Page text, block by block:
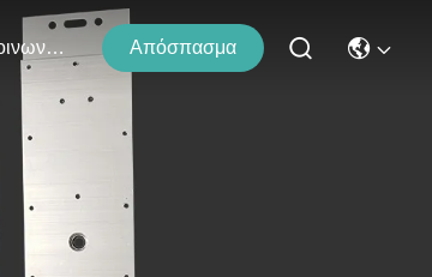
Επικοινωνήστε Μαζί Μας Απόσπασμα